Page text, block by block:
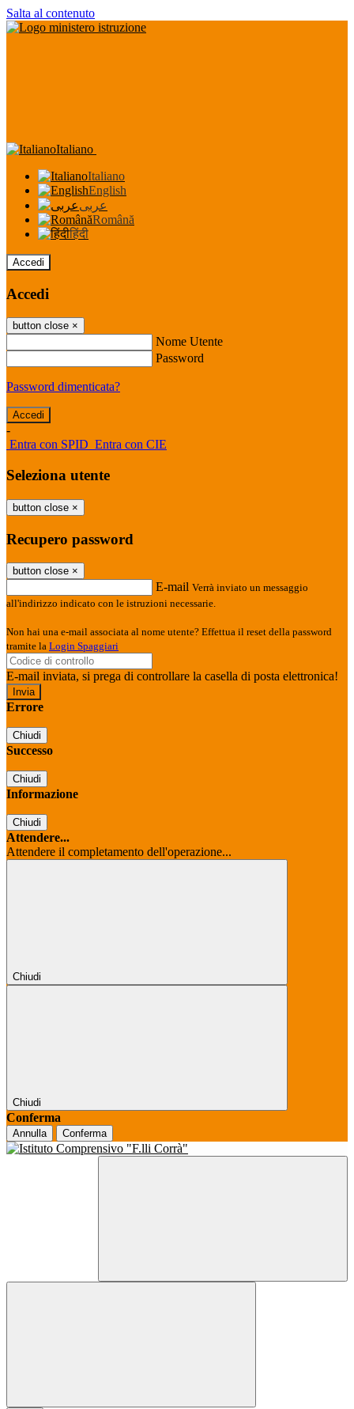
Salta al contenuto
Italiano
Italiano
English
عربى
Română
हिंदी
Accedi
Accedi
button close ×
Nome Utente
Password
Password dimenticata?
-
Entra con SPID Entra con CIE
Seleziona utente
button close ×
Recupero password
button close ×
E-mail Verrà inviato un messaggio
all'indirizzo indicato con le istruzioni necessarie.
Non hai una e-mail associata al nome utente? Effettua il reset della password
tramite la Login Spaggiari
E-mail inviata, si prega di controllare la casella di posta elettronica!
Errore
Chiudi
Successo
Chiudi
Informazione
Chiudi
Attendere...
Attendere il completamento dell'operazione...
Chiudi
Chiudi
Conferma
Annulla Conferma